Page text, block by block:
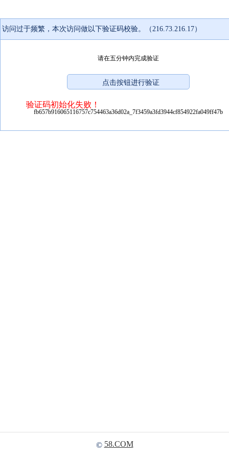
访问过于频繁，本次访问做以下验证码校验。（216.73.216.17）
请在五分钟内完成验证
验证码初始化失败！
fb657b916065116757c754463a36d02a_7f3459a3fd3944cf854922fa049ff47b
© 58.COM